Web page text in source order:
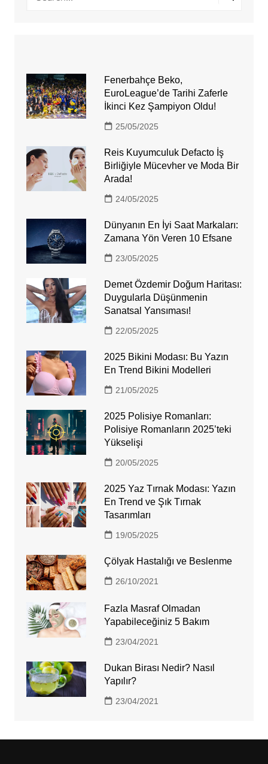
Fenerbahçe Beko,
EuroLeague’de Tarihi Zaferle
İkinci Kez Şampiyon Oldu!
25/05/2025
Reis Kuyumculuk Defacto İş
Birliğiyle Mücevher ve Moda Bir
Arada!
24/05/2025
Dünyanın En İyi Saat Markaları:
Zamana Yön Veren 10 Efsane
23/05/2025
Demet Özdemir Doğum Haritası:
Duygularla Düşünmenin
Sanatsal Yansıması!
22/05/2025
2025 Bikini Modası: Bu Yazın
En Trend Bikini Modelleri
21/05/2025
2025 Polisiye Romanları:
Polisiye Romanların 2025’teki
Yükselişi
20/05/2025
2025 Yaz Tırnak Modası: Yazın
En Trend ve Şık Tırnak
Tasarımları
19/05/2025
Çölyak Hastalığı ve Beslenme
26/10/2021
Fazla Masraf Olmadan
Yapabileceğiniz 5 Bakım
23/04/2021
Dukan Birası Nedir? Nasıl
Yapılır?
23/04/2021